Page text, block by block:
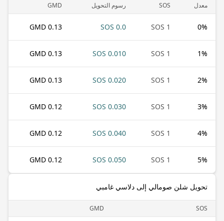
معدل SOS رسوم التحويل GMD
0%
1 SOS
0.0 SOS
0.13 GMD
1%
1 SOS
0.010 SOS
0.13 GMD
2%
1 SOS
0.020 SOS
0.13 GMD
3%
1 SOS
0.030 SOS
0.12 GMD
4%
1 SOS
0.040 SOS
0.12 GMD
5%
1 SOS
0.050 SOS
0.12 GMD
تحويل شلن صومالي إلى دلاسي غامبي
SOS
GMD